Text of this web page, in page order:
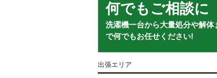
何でもご相談に
洗濯機一台から大量処分や解体
で何でもお任せください!
出張エリア